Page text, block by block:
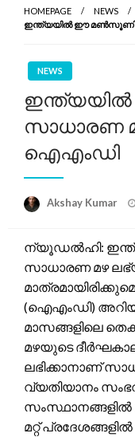
HOMEPAGE
NEWS
ഇന്ത്യയിൽ ഈ
NEWS
സാധാരണ
ഐഎംഡി
Akshay Kumar
ന്യൂഡൽഹി:
സാധാരണ മഴ
(ഐഎംഡി)
മാസങ്ങളിലെ
മഴയുടെ
ലഭിക്കാനാണ്
വ്യതിയാനം
സംസ്ഥാനങ്ങളിൽ
മറ്റ്